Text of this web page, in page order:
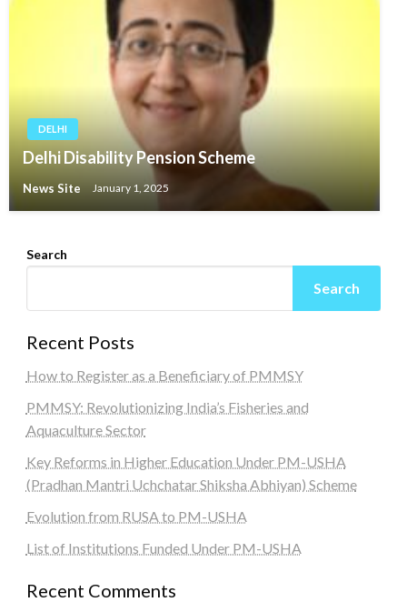
DELHI
Delhi Disability Pension Scheme
News Site January 1, 2025
Search
Search
Recent Posts
How to Register as a Beneficiary of PMMSY
PMMSY: Revolutionizing India’s Fisheries and
Aquaculture Sector
Key Reforms in Higher Education Under PM-USHA
(Pradhan Mantri Uchchatar Shiksha Abhiyan) Scheme
Evolution from RUSA to PM-USHA
List of Institutions Funded Under PM-USHA
Recent Comments